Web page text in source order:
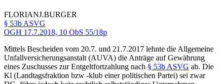
FLORIANJ.BURGER
§ 53b ASVG
OGH 17.7.2018, 10 ObS 55/18p
Mittels Bescheiden vom 20.7. und 21.7.2017 lehnte die Allgemeine
Unfallversicherungsanstalt (AUVA) die Anträge auf Gewährung
eines Zuschusses zur Entgeltfortzahlung nach § 53b ASVG ab. Die
Kl (Landtagsfraktion bzw -klub einer politischen Partei) sei zwar